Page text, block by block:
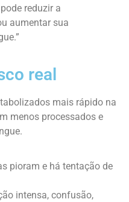
reduzir a
aumentar sua
real
mais rápido na
menos processados e
pioram e há tentação de
intensa, confusão,